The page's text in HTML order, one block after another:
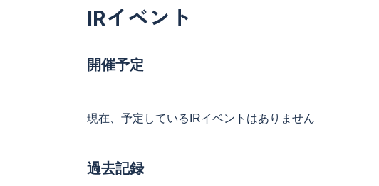
IRイベント
開催予定
現在、予定しているIRイベントはありません
過去記録